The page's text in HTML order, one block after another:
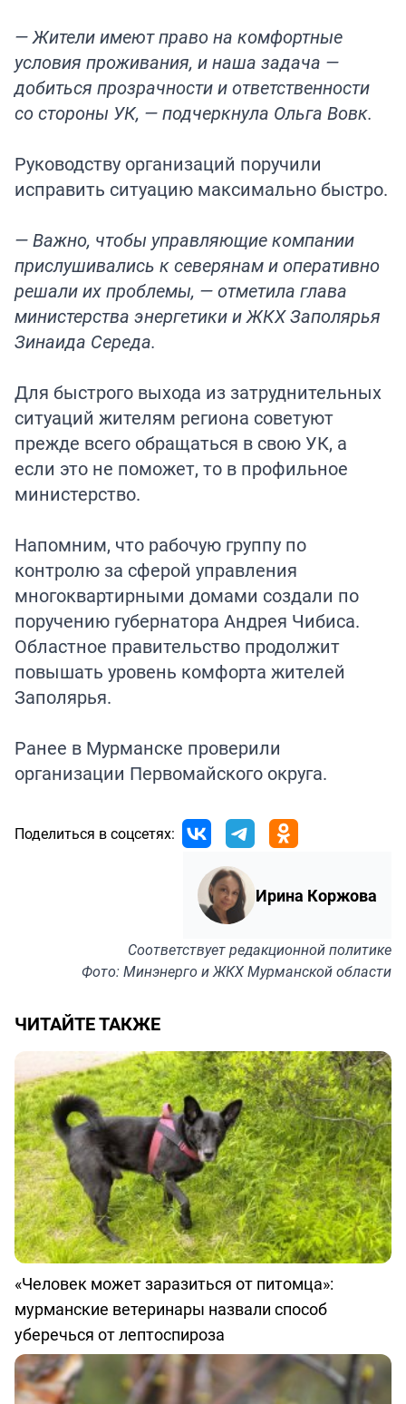
— Жители имеют право на комфортные
условия проживания, и наша задача —
добиться прозрачности и ответственности
со стороны УК, — подчеркнула Ольга Вовк.
Руководству организаций поручили
исправить ситуацию максимально быстро.
— Важно, чтобы управляющие компании
прислушивались к северянам и оперативно
решали их проблемы, — отметила глава
министерства энергетики и ЖКХ Заполярья
Зинаида Середа.
Для быстрого выхода из затруднительных
ситуаций жителям региона советуют
прежде всего обращаться в свою УК, а
если это не поможет, то в профильное
министерство.
Напомним, что рабочую группу по
контролю за сферой управления
многоквартирными домами создали по
поручению губернатора Андрея Чибиса.
Областное правительство продолжит
повышать уровень комфорта жителей
Заполярья.
Ранее в Мурманске проверили
организации Первомайского округа.
Поделиться в соцсетях:
Ирина Коржова
Соответствуетредакционной политике
Фото: Минэнерго и ЖКХ Мурманской области
ЧИТАЙТЕ ТАКЖЕ
«Человек может заразиться от питомца»:
мурманские ветеринары назвали способ
уберечься от лептоспироза